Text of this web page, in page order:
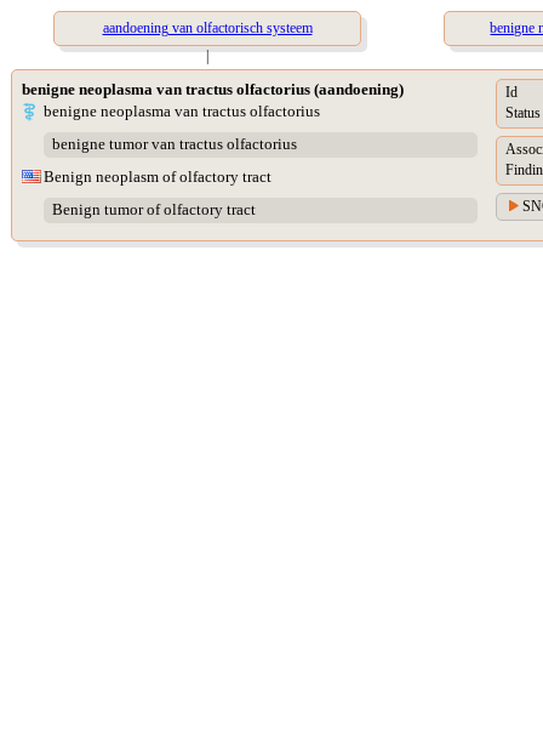
aandoening van olfactorisch systeem
benigne
|
benigne neoplasma van tractus olfactorius (aandoening)
benigne neoplasma van tractus olfactorius
benigne tumor van tractus olfactorius
Benign neoplasm of olfactory tract
Benign tumor of olfactory tract
Id
Status